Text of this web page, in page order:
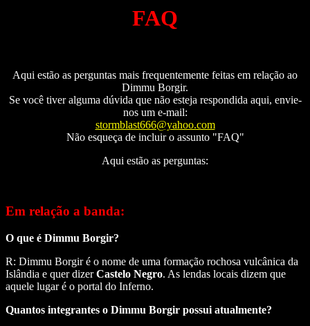
FAQ
Aqui estão as perguntas mais frequentemente feitas em relação ao
Dimmu Borgir.
Se você tiver alguma dúvida que não esteja respondida aqui, envie-
nos um e-mail:
stormblast666@yahoo.com
Não esqueça de incluir o assunto "FAQ"
Aqui estão as perguntas:
Em relação a banda:
O que é Dimmu Borgir?
R: Dimmu Borgir é o nome de uma formação rochosa vulcânica da
Islândia e quer dizerCastelo Negro. As lendas locais dizem que
aquele lugar é o portal do Inferno.
Quantos integrantes o Dimmu Borgir possui atualmente?